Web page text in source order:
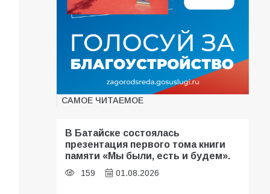
САМОЕ ЧИТАЕМОЕ
В Батайске состоялась
презентация первого тома книги
памяти «Мы были, есть и будем».
159 01.08.2026